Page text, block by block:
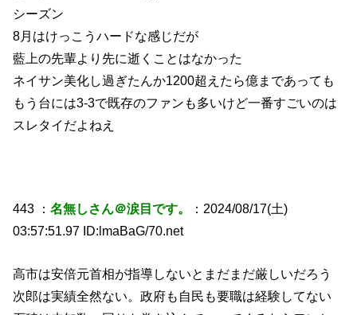
シーズン
8月はけっこうハードな感じだが
藍上の先輩より先に逝くことはなかった
ネイサン美化し過ぎたんか1200超えたら億まであっても
もう台には3-3で既存のファンも多いけど一番すごいのは
スレタイだよねえ
443 ：名無しさん＠涙目です。
：2024/08/17(土)
03:57:51.97 ID:lmaBaG/70.net
高市は安倍元首相が指導しないとまだまだ厳しいだろう
次郎は実績全然ない。政府も自民も要職は経験してない